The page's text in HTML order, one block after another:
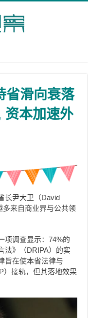
省滑向衰落
资本加速外
长尹大卫（David
多来自商业界与公共领
项调查显示：74%的
法》（DRIPA）的实
旨在使本省法律与
）接轨，但其落地效果